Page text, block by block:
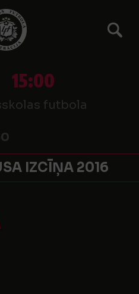
15:00
futbola
IZCĪŅA 2016